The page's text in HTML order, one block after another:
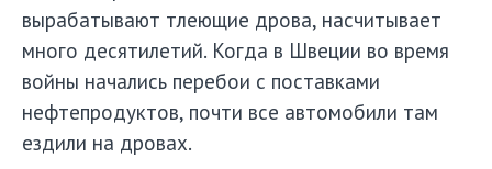
вырабатывают тлеющие дрова, насчитывает
много десятилетий. Когда в Швеции во время
войны начались перебои с поставками
нефтепродуктов, почти все автомобили там
ездили на дровах.